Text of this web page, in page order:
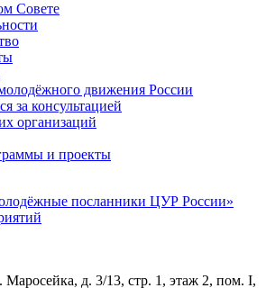
Совете
движения России
за консультацией
организаций
и проекты
посланники ЦУР России»
Маросейка, д. 3/13, стр. 1, этаж 2, пом. I,